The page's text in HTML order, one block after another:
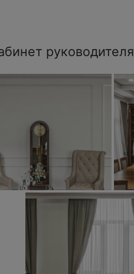
руководителя